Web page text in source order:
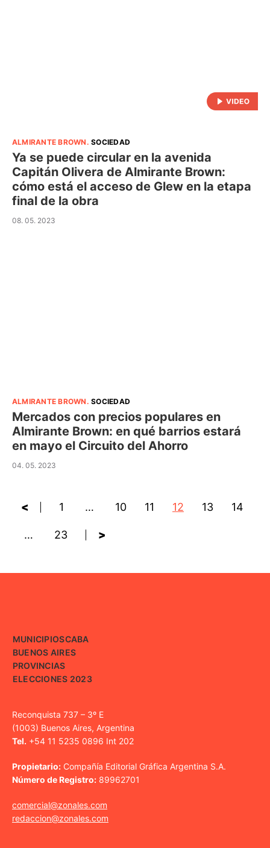
ALMIRANTE BROWN .SOCIEDAD
Ya se puede circular en la avenida
Capitán Olivera de Almirante Brown:
cómo está el acceso de Glew en la etapa
final de la obra
08. 05. 2023
ALMIRANTE BROWN .SOCIEDAD
Mercados con precios populares en
Almirante Brown: en qué barrios estará
en mayo el Circuito del Ahorro
04. 05. 2023
< 1 … 10 11 12 13 14
… 23 >
MUNICIPIOSCABA
BUENOS AIRES
PROVINCIAS
ELECCIONES 2023
Reconquista 737 – 3º E
(1003) Buenos Aires, Argentina
Tel. +54 11 5235 0896 Int 202
Propietario: Compañía Editorial Gráfica Argentina S.A.
Número de Registro: 89962701
comercial@zonales.com
redaccion@zonales.com